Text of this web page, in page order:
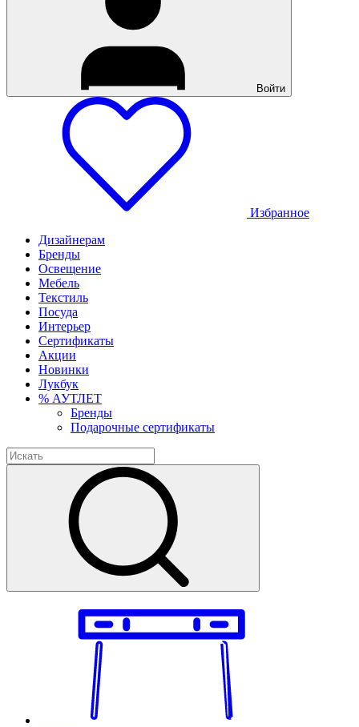
Войти
Избранное
Дизайнерам
Бренды
Освещение
Мебель
Текстиль
Посуда
Интерьер
Сертификаты
Акции
Новинки
Лукбук
% АУТЛЕТ
Бренды
Подарочные сертификаты